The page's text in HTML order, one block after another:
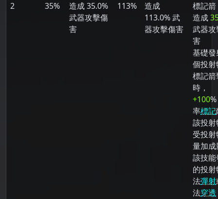
2
35%
造成 35.0%
武器攻擊傷
害
113%
造成
113.0% 武
器攻擊傷害
標記箭
造成
武器
害
基礎發
個投射
標記
時，
+100
率標記
該投
受投
量加
該技
的投
法彈射
法穿透